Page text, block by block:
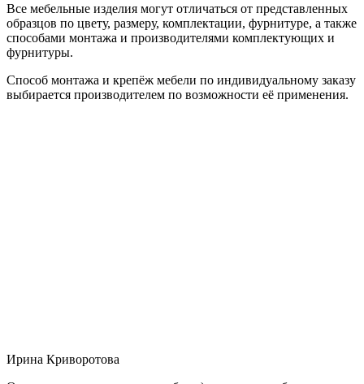
Все мебельные изделия могут отличаться от представленных
образцов по цвету, размеру, комплектации, фурнитуре, а также
способами монтажа и производителями комплектующих и
фурнитуры.
Способ монтажа и крепёж мебели по индивидуальному заказу
выбирается производителем по возможности её применения.
Ирина Криворотова